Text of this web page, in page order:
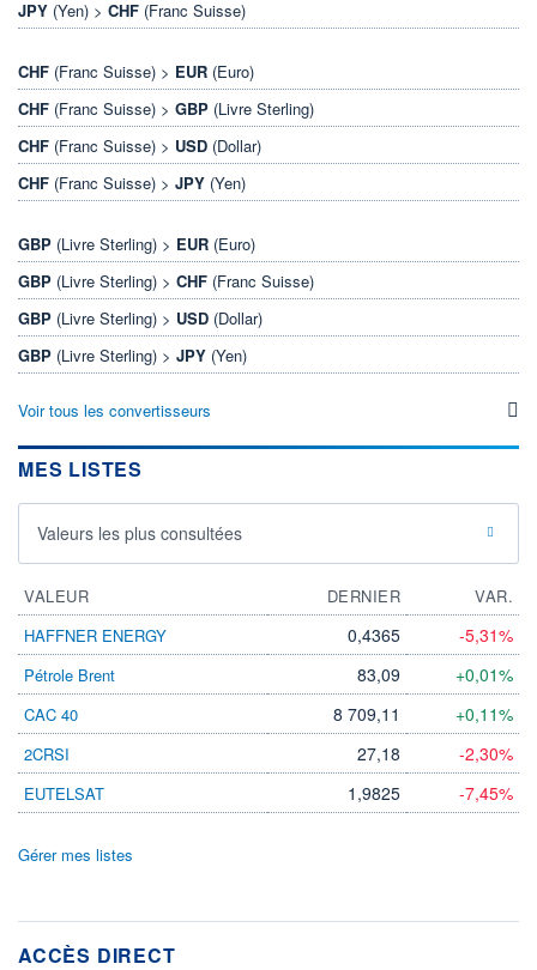
JPY (Yen) > CHF (Franc Suisse)
CHF (Franc Suisse) > EUR (Euro)
CHF (Franc Suisse) > GBP (Livre Sterling)
CHF (Franc Suisse) > USD (Dollar)
CHF (Franc Suisse) > JPY (Yen)
GBP (Livre Sterling) > EUR (Euro)
GBP (Livre Sterling) > CHF (Franc Suisse)
GBP (Livre Sterling) > USD (Dollar)
GBP (Livre Sterling) > JPY (Yen)
Voir tous les convertisseurs
MES LISTES
Valeurs les plus consultées
VALEUR DERNIER
VAR.
HAFFNER ENERGY
0,4365 -5,31%
Pétrole Brent 83,09 +0,01%
CAC 40 8 709,11 +0,11%
2CRSI 27,18 -2,30%
EUTELSAT 1,9825 -7,45%
Gérer mes listes
ACCÈS DIRECT